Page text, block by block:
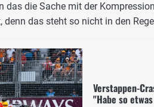
das die Sache mit der
denn das steht so nicht in den
Verstappen-
"Habe so